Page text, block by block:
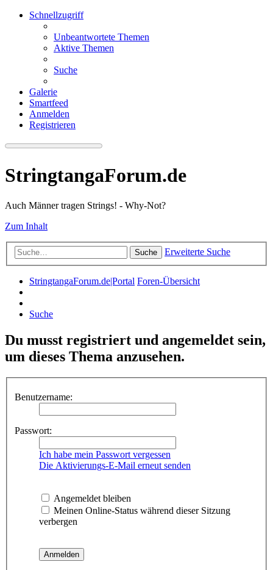
Schnellzugriff
Unbeantwortete Themen
Aktive Themen
Suche
Galerie
Smartfeed
Anmelden
Registrieren
StringtangaForum.de
Auch Männer tragen Strings! - Why-Not?
Zum Inhalt
Suche Erweiterte Suche
StringtangaForum.de|Portal Foren-Übersicht
Suche
Du musst registriert und angemeldet sein,
um dieses Thema anzusehen.
Benutzername:
Passwort:
Ich habe mein Passwort vergessen
Die Aktivierungs-E-Mail erneut senden
Angemeldet bleiben
Meinen Online-Status während dieser Sitzung
verbergen